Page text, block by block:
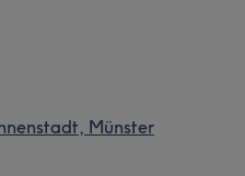
Münster